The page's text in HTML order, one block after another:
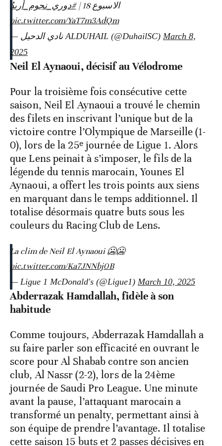
الاسبوع 18 |
#دوري_نجوم_أريدُ
pic.twitter.com/YaT7m3AdQm
— نادي الدحيل ALDUHAIL (@DuhailSC) March 8,
2025
Neil El Aynaoui, décisif au Vélodrome
Pour la troisième fois consécutive cette
saison, Neil El Aynaoui a trouvé le chemin
des filets en inscrivant l’unique but de la
victoire contre l’Olympique de Marseille (1-
0), lors de la 25ᵉ journée de Ligue 1. Alors
que Lens peinait à s’imposer, le fils de la
légende du tennis marocain, Younes El
Aynaoui, a offert les trois points aux siens
en marquant dans le temps additionnel. Il
totalise désormais quatre buts sous les
couleurs du Racing Club de Lens.
La clim de Neil El Aynaoui 🥶🥶
pic.twitter.com/Ka7JNNbj0B
— Ligue 1 McDonald's (@Ligue1) March 10, 2025
Abderrazak Hamdallah, fidèle à son
habitude
Comme toujours, Abderrazak Hamdallah a
su faire parler son efficacité en ouvrant le
score pour Al Shabab contre son ancien
club, Al Nassr (2-2), lors de la 24ème
journée de Saudi Pro League. Une minute
avant la pause, l’attaquant marocain a
transformé un penalty, permettant ainsi à
son équipe de prendre l’avantage. Il totalise
cette saison 15 buts et 2 passes décisives en